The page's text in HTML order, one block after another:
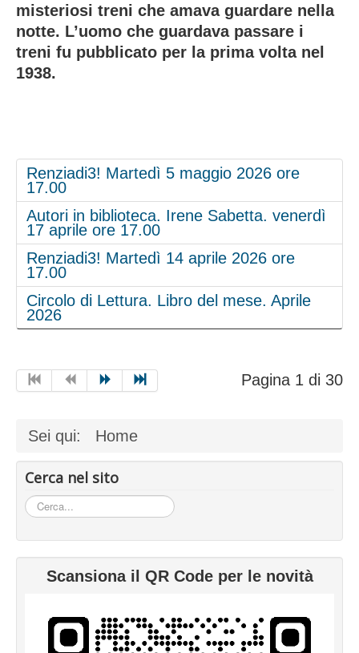
misteriosi treni che amava guardare nella
notte. L’uomo che guardava passare i
treni fu pubblicato per la prima volta nel
1938.
Renziadi3! Martedì 5 maggio 2026 ore
17.00
Autori in biblioteca. Irene Sabetta. venerdì
17 aprile ore 17.00
Renziadi3! Martedì 14 aprile 2026 ore
17.00
Circolo di Lettura. Libro del mese. Aprile
2026
Pagina 1 di 30
Sei qui: Home
Cerca nel sito
Cerca...
Scansiona il QR Code per le novità